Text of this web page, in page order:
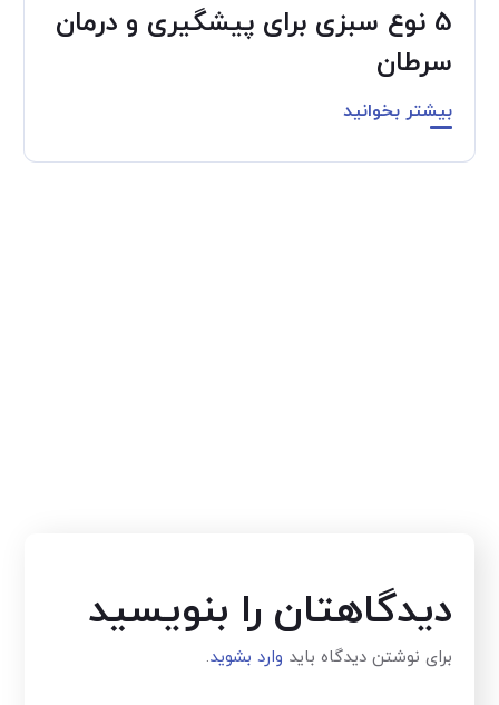
5 نوع سبزی برای پیشگیری و درمان
سرطان
بیشتر بخوانید
دیدگاهتان را بنویسید
برای نوشتن دیدگاه باید وارد بشوید.